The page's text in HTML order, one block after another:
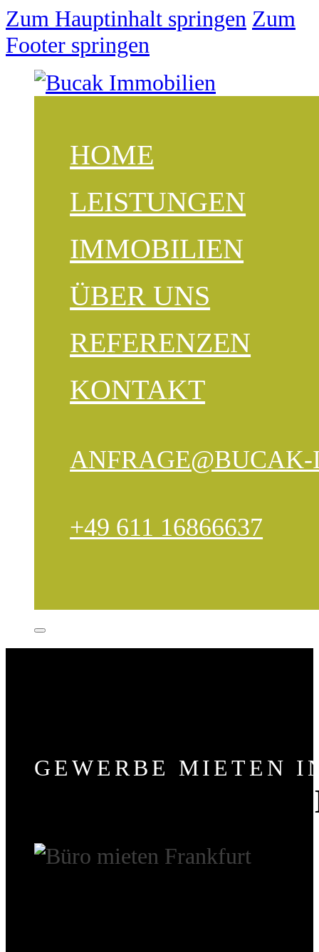
Zum Hauptinhalt springen Zum
Footer springen
HOME
LEISTUNGEN
IMMOBILIEN
ÜBER UNS
REFERENZEN
KONTAKT
+49 611 16866637
GEWERBE MIETEN